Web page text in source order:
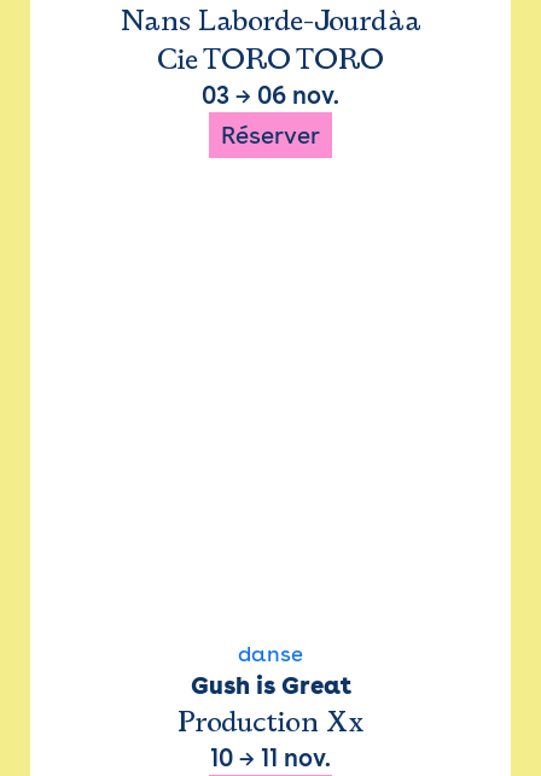
Nans Laborde-Jourdàa
Cie TORO TORO
03 → 06 nov.
Réserver
danse
Gush is Great
Production Xx
10 → 11 nov.